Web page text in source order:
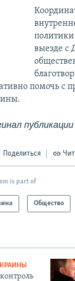
политики
выезде с
помочь с
Поделиться
is part of
Общество